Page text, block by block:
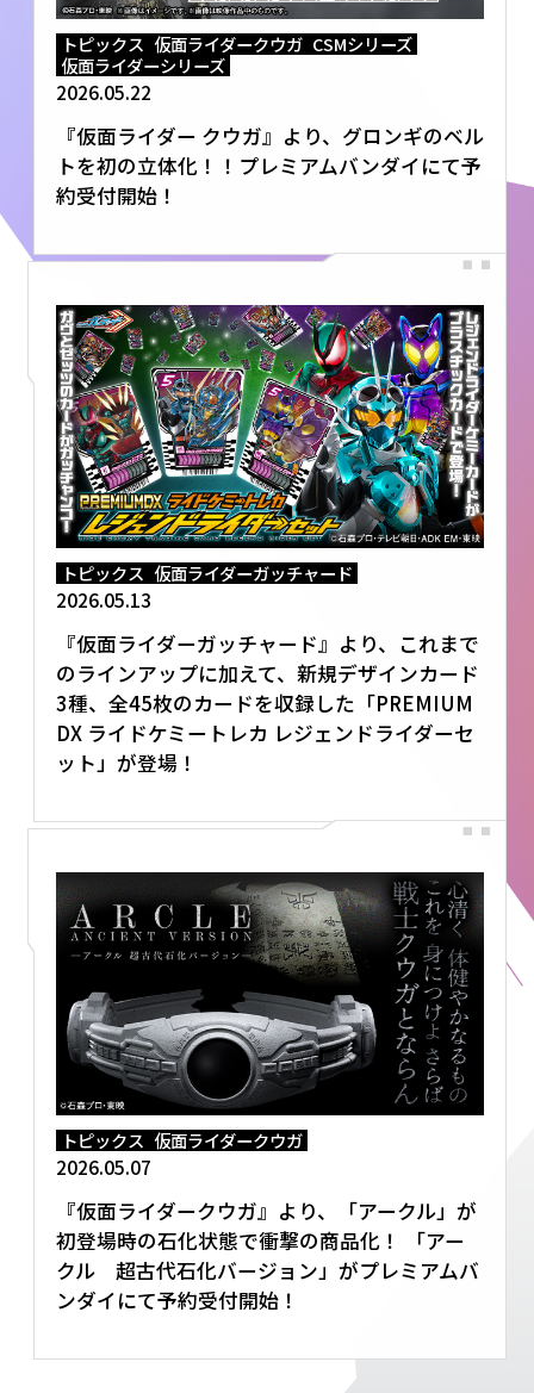
トピックス 仮面ライダークウガ CSMシリーズ
仮面ライダーシリーズ
2026.05.22
『仮面ライダー クウガ』より、グロンギのベル
トを初の立体化！！プレミアムバンダイにて予
約受付開始！
トピックス 仮面ライダーガッチャード
2026.05.13
『仮面ライダーガッチャード』より、これまで
のラインアップに加えて、新規デザインカード
3種、全45枚のカードを収録した「PREMIUM
DX ライドケミートレカ レジェンドライダーセ
ット」が登場！
トピックス 仮面ライダークウガ
2026.05.07
『仮面ライダークウガ』より、「アークル」が
初登場時の石化状態で衝撃の商品化！ 「アー
クル 超古代石化バージョン」がプレミアムバ
ンダイにて予約受付開始！